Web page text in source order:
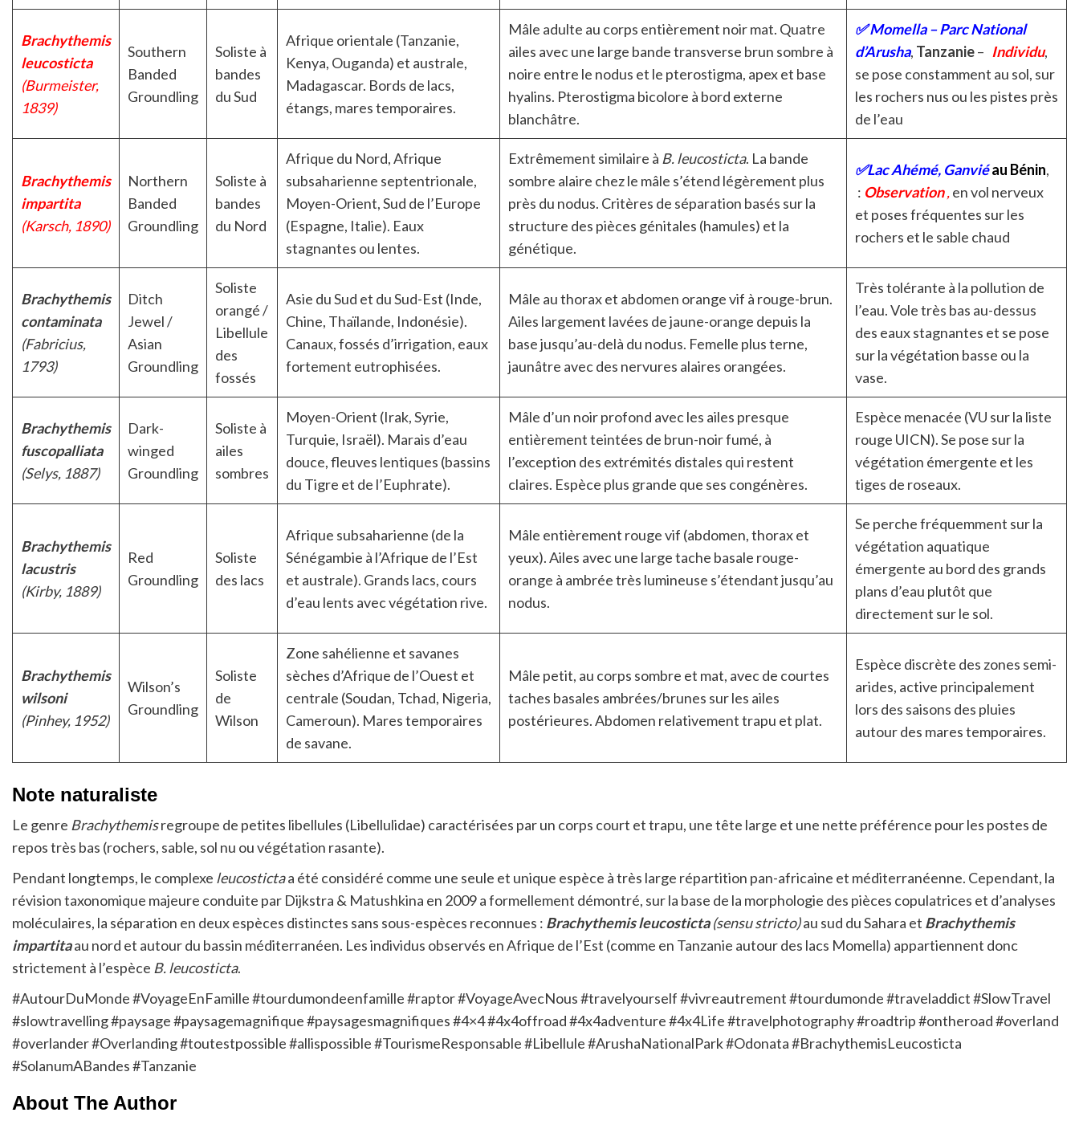
Brachythemis
leucosticta
(Burmeister,
1839)
Southern
Banded
Groundling
Soliste à
bandes
du Sud
Afrique orientale (Tanzanie,
Kenya, Ouganda) et australe,
Madagascar. Bords de lacs,
étangs, mares temporaires.
Mâle adulte au corps entièrement noir mat. Quatre
ailes avec une large bande transverse brun sombre à
noire entre le nodus et le pterostigma, apex et base
hyalins. Pterostigma bicolore à bord externe
blanchâtre.
✅Momella – Parc National
d’Arusha, Tanzanie– Individu,
se pose constamment au sol, sur
les rochers nus ou les pistes près
de l’eau
Brachythemis
impartita
(Karsch, 1890)
Northern
Banded
Groundling
Soliste à
bandes
du Nord
Afrique du Nord, Afrique
subsaharienne septentrionale,
Moyen-Orient, Sud de l’Europe
(Espagne, Italie). Eaux
stagnantes ou lentes.
Extrêmement similaire à B. leucosticta. La bande
sombre alaire chez le mâle s’étend légèrement plus
près du nodus. Critères de séparation basés sur la
structure des pièces génitales (hamules) et la
génétique.
✅Lac Ahémé, Ganviéau Bénin,
: Observation,en vol nerveux
et poses fréquentes sur les
rochers et le sable chaud
Brachythemis
contaminata
(Fabricius,
1793)
Ditch
Jewel /
Asian
Groundling
Soliste
orangé /
Libellule
des
fossés
Asie du Sud et du Sud-Est (Inde,
Chine, Thaïlande, Indonésie).
Canaux, fossés d’irrigation, eaux
fortement eutrophisées.
Mâle au thorax et abdomen orange vif à rouge-brun.
Ailes largement lavées de jaune-orange depuis la
base jusqu’au-delà du nodus. Femelle plus terne,
jaunâtre avec des nervures alaires orangées.
Très tolérante à la pollution de
l’eau. Vole très bas au-dessus
des eaux stagnantes et se pose
sur la végétation basse ou la
vase.
Brachythemis
fuscopalliata
(Selys, 1887)
Dark-
winged
Groundling
Soliste à
ailes
sombres
Moyen-Orient (Irak, Syrie,
Turquie, Israël). Marais d’eau
douce, fleuves lentiques (bassins
du Tigre et de l’Euphrate).
Mâle d’un noir profond avec les ailes presque
entièrement teintées de brun-noir fumé, à
l’exception des extrémités distales qui restent
claires. Espèce plus grande que ses congénères.
Espèce menacée (VU sur la liste
rouge UICN). Se pose sur la
végétation émergente et les
tiges de roseaux.
Brachythemis
lacustris
(Kirby, 1889)
Red
Groundling
Soliste
des lacs
Afrique subsaharienne (de la
Sénégambie à l’Afrique de l’Est
et australe). Grands lacs, cours
d’eau lents avec végétation rive.
Mâle entièrement rouge vif (abdomen, thorax et
yeux). Ailes avec une large tache basale rouge-
orange à ambrée très lumineuse s’étendant jusqu’au
nodus.
Se perche fréquemment sur la
végétation aquatique
émergente au bord des grands
plans d’eau plutôt que
directement sur le sol.
Brachythemis
wilsoni
(Pinhey, 1952)
Wilson’s
Groundling
Soliste
de
Wilson
Zone sahélienne et savanes
sèches d’Afrique de l’Ouest et
centrale (Soudan, Tchad, Nigeria,
Cameroun). Mares temporaires
de savane.
Mâle petit, au corps sombre et mat, avec de courtes
taches basales ambrées/brunes sur les ailes
postérieures. Abdomen relativement trapu et plat.
Espèce discrète des zones semi-
arides, active principalement
lors des saisons des pluies
autour des mares temporaires.
Note naturaliste
Le genre Brachythemisregroupe de petites libellules (Libellulidae) caractérisées par un corps court et trapu, une tête large et une nette préférence pour les postes de
repos très bas (rochers, sable, sol nu ou végétation rasante).
Pendant longtemps, le complexe leucostictaa été considéré comme une seule et unique espèce à très large répartition pan-africaine et méditerranéenne. Cependant, la
révision taxonomique majeure conduite par Dijkstra & Matushkina en 2009 a formellement démontré, sur la base de la morphologie des pièces copulatrices et d’analyses
moléculaires, la séparation en deux espèces distinctes sans sous-espèces reconnues : Brachythemis leucosticta (sensu stricto)au sud du Sahara et Brachythemis
impartitaau nord et autour du bassin méditerranéen. Les individus observés en Afrique de l’Est (comme en Tanzanie autour des lacs Momella) appartiennent donc
strictement à l’espèce B. leucosticta.
#AutourDuMonde #VoyageEnFamille #tourdumondeenfamille #raptor #VoyageAvecNous #travelyourself #vivreautrement #tourdumonde #traveladdict #SlowTravel
#slowtravelling #paysage #paysagemagnifique #paysagesmagnifiques #4×4 #4x4offroad #4x4adventure #4x4Life #travelphotography #roadtrip #ontheroad #overland
#overlander #Overlanding #toutestpossible #allispossible #TourismeResponsable #Libellule #ArushaNationalPark #Odonata #BrachythemisLeucosticta
#SolanumABandes #Tanzanie
About The Author